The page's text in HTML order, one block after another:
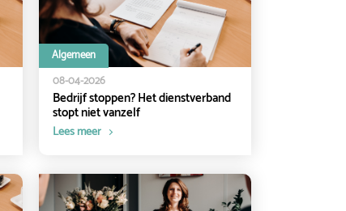
Algemeen
08-04-2026
Bedrijf stoppen? Het dienstverband
stopt niet vanzelf
Lees meer